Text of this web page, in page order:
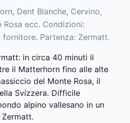
Dent Blanche, Cervino,
ecc. Condizioni:
Partenza: Zermatt.
in circa 40 minuti il
il Matterhorn fino alle alte
del Monte Rosa, il
Svizzera. Difficile
alpino vallesano in un